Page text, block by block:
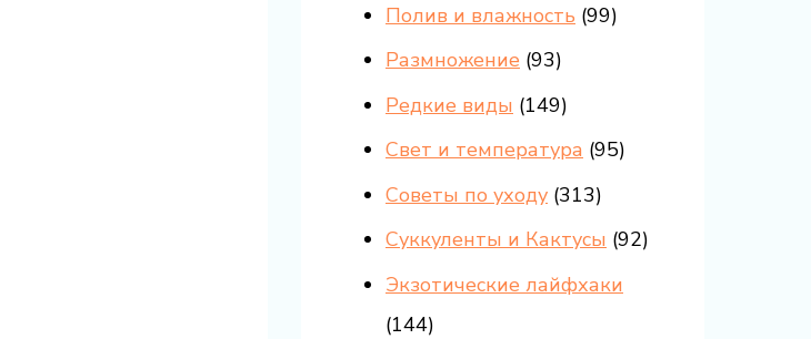
Полив и влажность (99)
Размножение (93)
Редкие виды (149)
Свет и температура (95)
Советы по уходу (313)
Суккуленты и Кактусы (92)
Экзотические лайфхаки
(144)